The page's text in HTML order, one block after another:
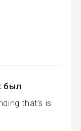
был
that’s is